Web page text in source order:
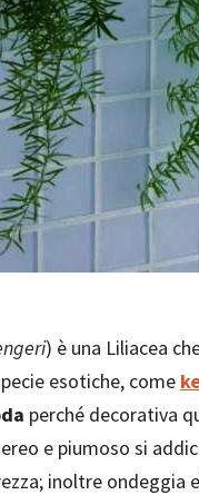
) è una Liliacea
esotiche, come
perché decorativa
e piumoso si
inoltre ondeggia